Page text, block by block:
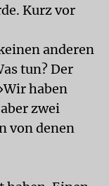
Kurz vor
anderen
tun? Der
haben
zwei
von denen